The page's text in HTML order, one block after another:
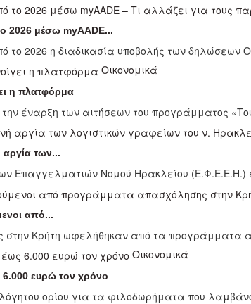
2026 μέσω myAADE...
το 2026 η διαδικασία υποβολής των δηλώσεων
Οικονομικά
η πλατφόρμα
έναρξη των αιτήσεων του προγράμματος
των...
Επαγγελματιών Νομού Ηρακλείου (Ε.Φ.Ε.Ε.Η.)
από...
στην Κρήτη ωφελήθηκαν από τα προγράμματα
Οικονομικά
ευρώ τον χρόνο
ορίου για τα φιλοδωρήματα που